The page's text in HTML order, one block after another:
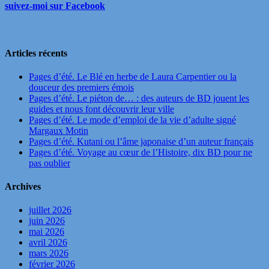
suivez-moi sur Facebook
Articles récents
Pages d’été. Le Blé en herbe de Laura Carpentier ou la
douceur des premiers émois
Pages d’été. Le piéton de… : des auteurs de BD jouent les
guides et nous font découvrir leur ville
Pages d’été. Le mode d’emploi de la vie d’adulte signé
Margaux Motin
Pages d’été. Kutani ou l’âme japonaise d’un auteur français
Pages d’été. Voyage au cœur de l’Histoire, dix BD pour ne
pas oublier
Archives
juillet 2026
juin 2026
mai 2026
avril 2026
mars 2026
février 2026